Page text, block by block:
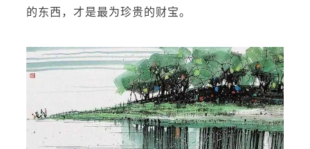
的东西，才是最为珍贵的财宝。